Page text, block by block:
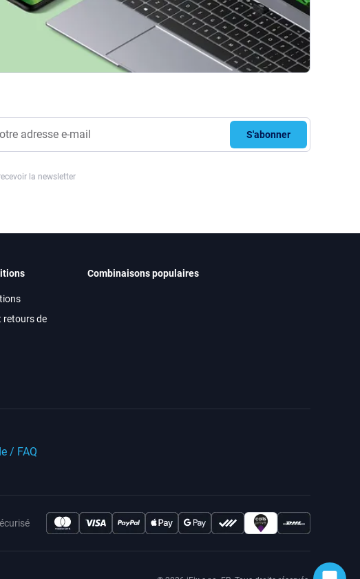
S'abonner
la newsletter
retours de
Combinaisons populaires
/ FAQ